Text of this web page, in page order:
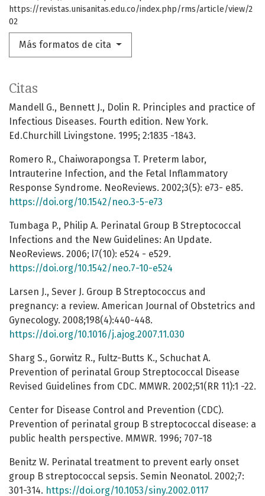
https://revistas.unisanitas.edu.co/index.php/rms/article/view/2
02
Más formatos de cita
Citas
Mandell G., Bennett J., Dolin R. Principles and practice of
Infectious Diseases. Fourth edition. New York.
Ed.Churchill Livingstone. 1995; 2:1835 -1843.
Romero R., Chaiworapongsa T. Preterm labor,
Intrauterine Infection, and the Fetal Inflammatory
Response Syndrome. NeoReviews. 2002;3(5): e73- e85.
https://doi.org/10.1542/neo.3-5-e73
Tumbaga P., Philip A. Perinatal Group B Streptococcal
Infections and the New Guidelines: An Update.
NeoReviews. 2006; l7(10): e524 - e529.
https://doi.org/10.1542/neo.7-10-e524
Larsen J., Sever J. Group B Streptococcus and
pregnancy: a review. American Journal of Obstetrics and
Gynecology. 2008;198(4):440-448.
https://doi.org/10.1016/j.ajog.2007.11.030
Sharg S., Gorwitz R., Fultz-Butts K., Schuchat A.
Prevention of perinatal Group Streptococcal Disease
Revised Guidelines from CDC. MMWR. 2002;51(RR 11):1 -22.
Center for Disease Control and Prevention (CDC).
Prevention of perinatal group B streptococcal disease: a
public health perspective. MMWR. 1996; 707-18
Benitz W. Perinatal treatment to prevent early onset
group B streptococcal sepsis. Semin Neonatol. 2002;7:
301-314. https://doi.org/10.1053/siny.2002.0117